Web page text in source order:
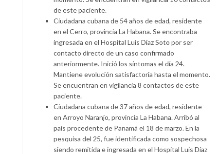
de este paciente.
Ciudadana cubana de 54 años de edad, residente
en el Cerro, provincia La Habana. Se encontraba
ingresada en el Hospital Luis Díaz Soto por ser
contacto directo de un caso confirmado
anteriormente. Inició los síntomas el día 24.
Mantiene evolución satisfactoria hasta el momento.
Se encuentran en vigilancia 8 contactos de este
paciente.
Ciudadana cubana de 37 años de edad, residente
en Arroyo Naranjo, provincia La Habana. Arribó al
país procedente de Panamá el 18 de marzo. En la
pesquisa del 25, fue identificada como sospechosa
siendo remitida e ingresada en el Hospital Luis Díaz